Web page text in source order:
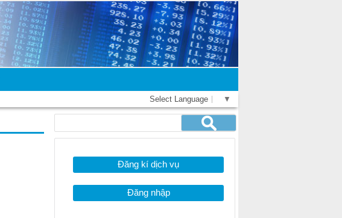
Select Language ▼
Đăng kí dịch vụ
Đăng nhập